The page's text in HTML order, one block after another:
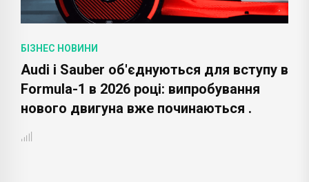
БІЗНЕС НОВИНИ
Audi і Sauber об'єднуються для вступу в
Formula-1 в 2026 році: випробування
нового двигуна вже починаються .